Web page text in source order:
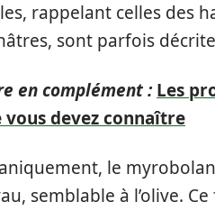
rappelant celles des
sont parfois
en complément : Les
vous devez connaître
le
semblable à l’olive.